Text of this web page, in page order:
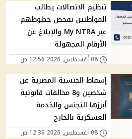
تنظيم الاتصالات يطالب
المواطنين بفحص خطوطهم
عبر My NTRA والإبلاغ عن
الأرقام المجهولة
08 أغسطس, 2026 12:56 ص
إسقاط الجنسية المصرية عن
شخصين و8 مخالفات قانونية
أبرزها التجنس والخدمة
العسكرية بالخارج
08 أغسطس, 2026 12:36 ص